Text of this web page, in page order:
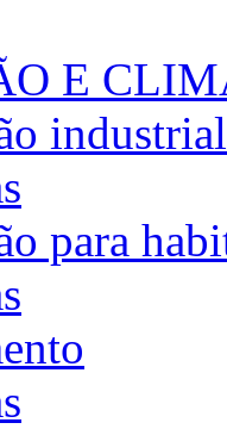
E
industrial
para